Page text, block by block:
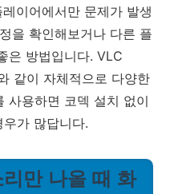
이어에서만 문제가 발생
을 확인해보거나 다른 플
은 방법입니다. VLC
같이 자체적으로 다양한
사용하면 코덱 설치 없이
가 많답니다.
만 나올 때 화